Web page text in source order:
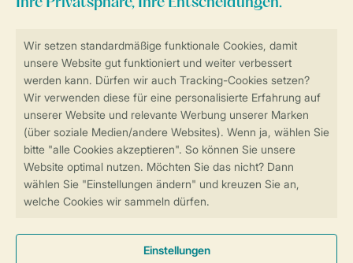
Sicherstellung Deiner Privatsphäre
Sicher und schnell zur Online-Buchung
SSL-Verschlüsselung
Sichere Datenübertragung
Sicheres Bezahlen